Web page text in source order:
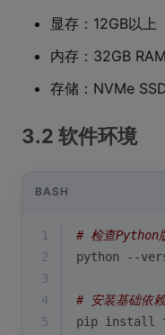
显存：12GB以上
内存：32GB RAM
存储：NVMe
3.2 软件环境
BASH
1
# 检查Python
2
python --
3
4
# 安装基础依赖
5
pip install